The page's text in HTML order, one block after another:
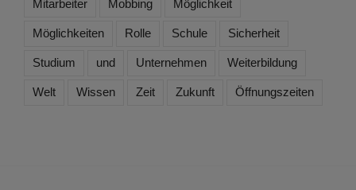
Mitarbeiter Mobbing Möglichkeit
Möglichkeiten Rolle Schule Sicherheit
Studium und Unternehmen Weiterbildung
Welt Wissen Zeit Zukunft Öffnungszeiten